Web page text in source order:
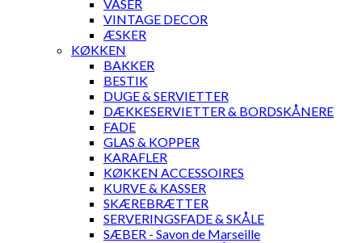
VASER
VINTAGE DECOR
ÆSKER
KØKKEN
BAKKER
BESTIK
DUGE & SERVIETTER
DÆKKESERVIETTER & BORDSKÅNERE
FADE
GLAS & KOPPER
KARAFLER
KØKKEN ACCESSOIRES
KURVE & KASSER
SKÆREBRÆTTER
SERVERINGSFADE & SKÅLE
SÆBER - Savon de Marseille